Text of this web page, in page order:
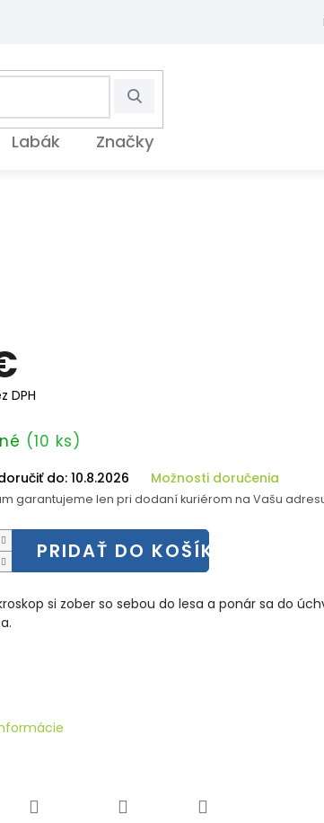
Hľadať
Labák Značky
DPH
(10 ks)
do: 10.8.2026 Možnosti doručenia
garantujeme len pri dodaní kuriérom na Vašu
PRIDAŤ DO KOŠÍKA
si zober so sebou do lesa a ponár sa do